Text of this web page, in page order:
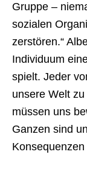
Gruppe –
sozialen
zerstören.“
Individuum
spielt. Jeder
unsere Welt
müssen uns
Ganzen sind